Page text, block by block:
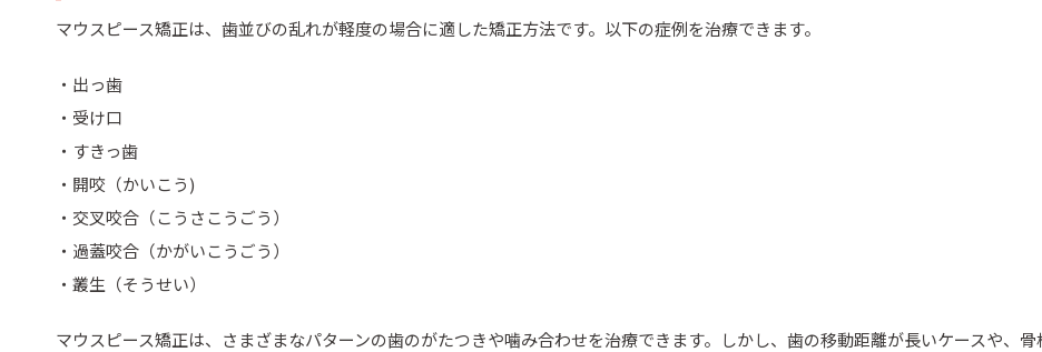
マウスピース矯正は、歯並びの乱れが軽度の場合に適した矯正方法です。以下の症例を治療できます。
・出っ歯
・受け口
・すきっ歯
・開咬（かいこう)
・交叉咬合（こうさこうごう）
・過蓋咬合（かがいこうごう）
・叢生（そうせい）
マウスピース矯正は、さまざまなパターンの歯のがたつきや噛み合わせを治療できます。しかし、歯の移動距離が長いケースや、